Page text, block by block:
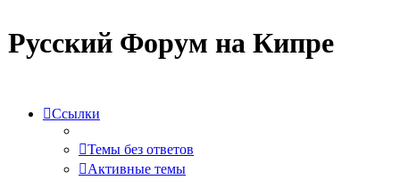
Русский Форум на Кипре
Ссылки
Темы без ответов
Активные темы